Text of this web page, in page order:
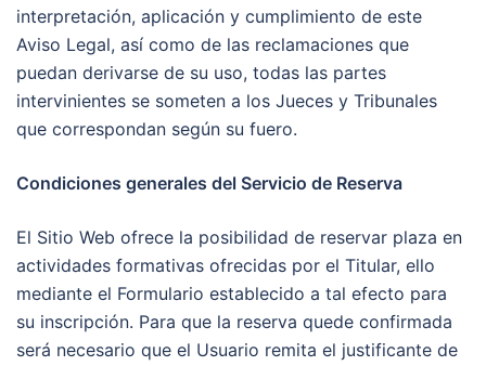
interpretación, aplicación y cumplimiento de este
Aviso Legal, así como de las reclamaciones que
puedan derivarse de su uso, todas las partes
intervinientes se someten a los Jueces y Tribunales
que correspondan según su fuero.
Condiciones generales del Servicio de Reserva
El Sitio Web ofrece la posibilidad de reservar plaza en
actividades formativas ofrecidas por el Titular, ello
mediante el Formulario establecido a tal efecto para
su inscripción. Para que la reserva quede confirmada
será necesario que el Usuario remita el justificante de